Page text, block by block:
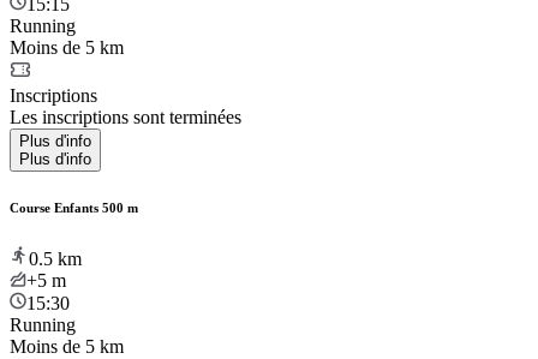
Running
Moins de 5 km
Inscriptions
Les inscriptions sont terminées
Plus d'info
Plus d'info
Course Enfants 500 m
0.5 km
+5 m
15:30
Running
Moins de 5 km